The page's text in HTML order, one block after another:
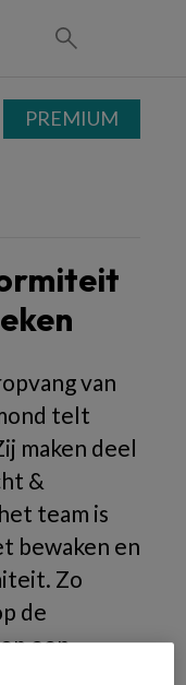
van
telt
maken deel
&
team is
bewaken en
Zo
de
een
PREMIUM